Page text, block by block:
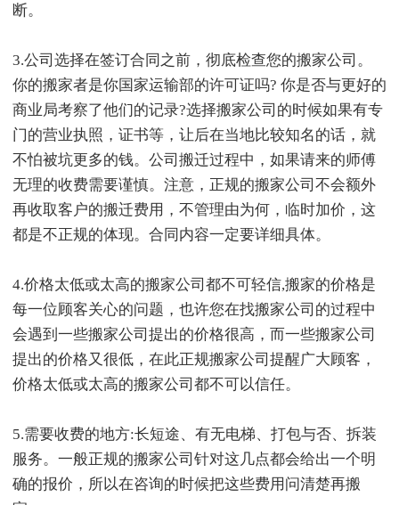
断。
3.公司选择在签订合同之前，彻底检查您的搬家公司。
你的搬家者是你国家运输部的许可证吗? 你是否与更好的
商业局考察了他们的记录?选择搬家公司的时候如果有专
门的营业执照，证书等，让后在当地比较知名的话，就
不怕被坑更多的钱。公司搬迁过程中，如果请来的师傅
无理的收费需要谨慎。注意，正规的搬家公司不会额外
再收取客户的搬迁费用，不管理由为何，临时加价，这
都是不正规的体现。合同内容一定要详细具体。
4.价格太低或太高的搬家公司都不可轻信,搬家的价格是
每一位顾客关心的问题，也许您在找搬家公司的过程中
会遇到一些搬家公司提出的价格很高，而一些搬家公司
提出的价格又很低，在此正规搬家公司提醒广大顾客，
价格太低或太高的搬家公司都不可以信任。
5.需要收费的地方:长短途、有无电梯、打包与否、拆装
服务。一般正规的搬家公司针对这几点都会给出一个明
确的报价，所以在咨询的时候把这些费用问清楚再搬